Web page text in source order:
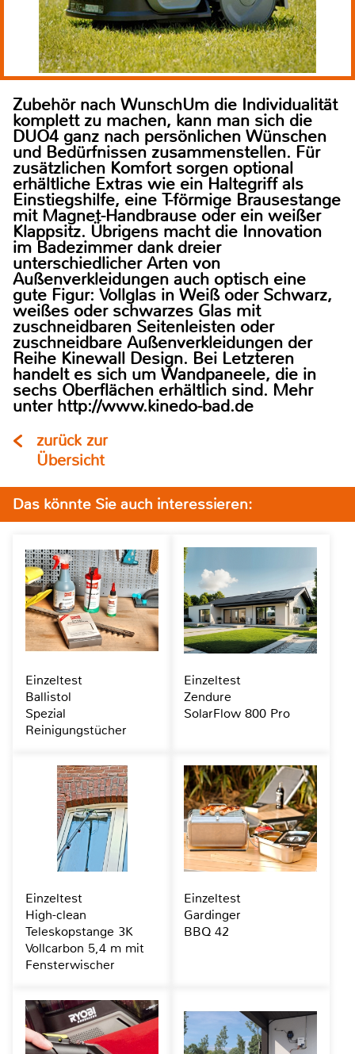
Zubehör nach WunschUm die Individualität
komplett zu machen, kann man sich die
DUO4 ganz nach persönlichen Wünschen
und Bedürfnissen zusammenstellen. Für
zusätzlichen Komfort sorgen optional
erhältliche Extras wie ein Haltegriff als
Einstiegshilfe, eine T-förmige Brausestange
mit Magnet-Handbrause oder ein weißer
Klappsitz. Übrigens macht die Innovation
im Badezimmer dank dreier
unterschiedlicher Arten von
Außenverkleidungen auch optisch eine
gute Figur: Vollglas in Weiß oder Schwarz,
weißes oder schwarzes Glas mit
zuschneidbaren Seitenleisten oder
zuschneidbare Außenverkleidungen der
Reihe Kinewall Design. Bei Letzteren
handelt es sich um Wandpaneele, die in
sechs Oberflächen erhältlich sind. Mehr
unter http://www.kinedo-bad.de
zurück zur
Übersicht
Das könnte Sie auch interessieren:
Einzeltest
Ballistol
Spezial
Reinigungstücher
Einzeltest
Zendure
SolarFlow 800 Pro
Einzeltest
High-clean
Teleskopstange 3K
Vollcarbon 5,4 m mit
Fensterwischer
Einzeltest
Gardinger
BBQ 42